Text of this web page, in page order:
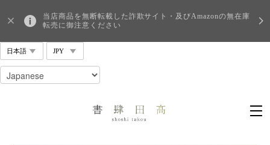
当店商品を無断転載した詐欺サイト・及びAmazonの無在庫
転売に御注意ください